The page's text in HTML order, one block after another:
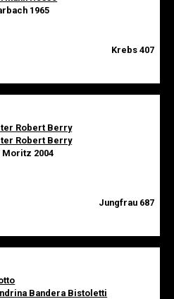
1965
Krebs 407
Robert Berry
Robert Berry
Moritz 2004
Jungfrau 687
Bandera Bistoletti